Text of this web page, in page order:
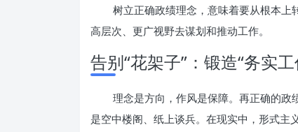
树立正确政绩理念，意味着要从根本上
高层次、更广视野去谋划和推动工作。
告别“花架子”：锻造“务实
理念是方向，作风是保障。再正确的
是空中楼阁、纸上谈兵。在现实中，形式主